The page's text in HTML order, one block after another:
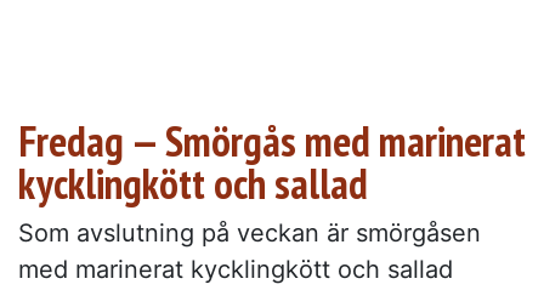
Fredag — Smörgås med marinerat
kycklingkött och sallad
Som avslutning på veckan är smörgåsen
med marinerat kycklingkött och sallad